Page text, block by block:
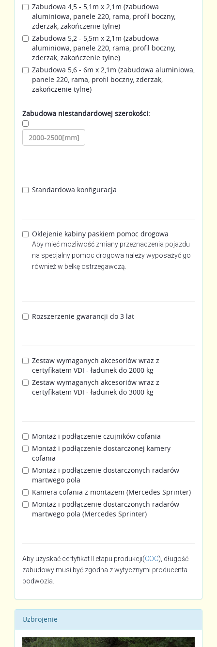
Zabudowa 4,5 - 5,1m x 2,1m (zabudowa
aluminiowa, panele 220, rama, profil boczny,
zderzak, zakończenie tylne)
Zabudowa 5,2 - 5,5m x 2,1m (zabudowa
aluminiowa, panele 220, rama, profil boczny,
zderzak, zakończenie tylne)
Zabudowa 5,6 - 6m x 2,1m (zabudowa aluminiowa,
panele 220, rama, profil boczny, zderzak,
zakończenie tylne)
Zabudowa niestandardowej szerokości:
Standardowa konfiguracja
Oklejenie kabiny paskiem pomoc drogowa
Aby mieć możliwość zmiany przeznaczenia pojazdu
na specjalny pomoc drogowa należy wyposażyć go
również w belkę ostrzegawczą.
Rozszerzenie gwarancji do 3 lat
Zestaw wymaganych akcesoriów wraz z
certyfikatem VDI - ładunek do 2000 kg
Zestaw wymaganych akcesoriów wraz z
certyfikatem VDI - ładunek do 3000 kg
Montaż i podłączenie czujników cofania
Montaż i podłączenie dostarczonej kamery
cofania
Montaż i podłączenie dostarczonych radarów
martwego pola
Kamera cofania z montażem (Mercedes Sprinter)
Montaż i podłączenie dostarczonych radarów
martwego pola (Mercedes Sprinter)
Aby uzyskać certyfikat II etapu produkcji(COC), długość
zabudowy musi być zgodna z wytycznymi producenta
podwozia.
Uzbrojenie